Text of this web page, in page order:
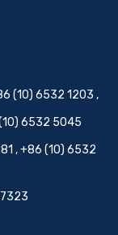
(10) 6532 1203 ,
6532 5045
, +86 (10) 6532